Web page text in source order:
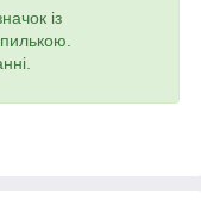
із